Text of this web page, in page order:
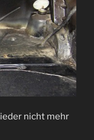
nicht mehr